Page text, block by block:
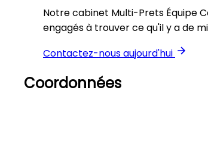
Notre cabinet Multi-Prets Équipe
engagés à trouver ce qu'il y a de
Contactez-nous aujourd'hui
Coordonnées